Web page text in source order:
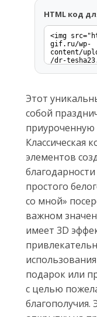
HTML код
Этот
собой
приуроченную
Классическая
элементов
простого
со мной»
важном
имеет 3D
подарок или
с целью
благополучия.